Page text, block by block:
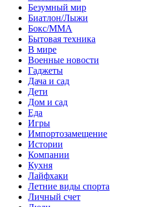
Безумный мир
Биатлон/Лыжи
Бокс/MMA
Бытовая техника
В мире
Военные новости
Гаджеты
Дача и сад
Дети
Дом и сад
Еда
Игры
Импортозамещение
Истории
Компании
Кухня
Лайфхаки
Летние виды спорта
Личный счет